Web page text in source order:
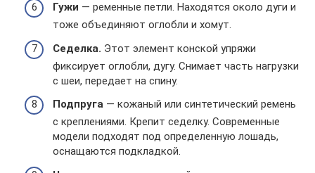
Гужи — ременные петли. Находятся около дуги и
тоже объединяют оглобли и хомут.
Седелка. Этот элемент конской упряжи
фиксирует оглобли, дугу. Снимает часть нагрузки
с шеи, передает на спину.
Подпруга — кожаный или синтетический ремень
с креплениями. Крепит седелку. Современные
модели подходят под определенную лошадь,
оснащаются подкладкой.